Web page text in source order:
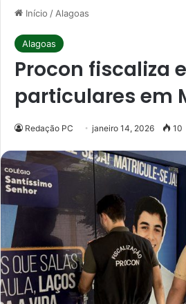
Início / Alagoas
Alagoas
Procon fiscaliza
particulares em
Redação PC janeiro 14, 2026 10